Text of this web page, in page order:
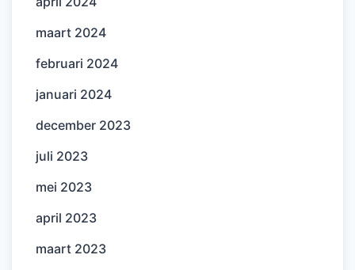
maart 2024
februari 2024
januari 2024
december 2023
juli 2023
mei 2023
april 2023
maart 2023